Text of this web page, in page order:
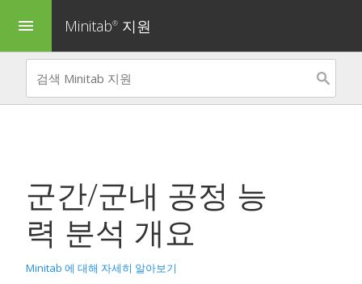
menu Minitab® 지원
군간/군내 공정 능
력 분석 개요
Minitab 에 대해 자세히 알아보기